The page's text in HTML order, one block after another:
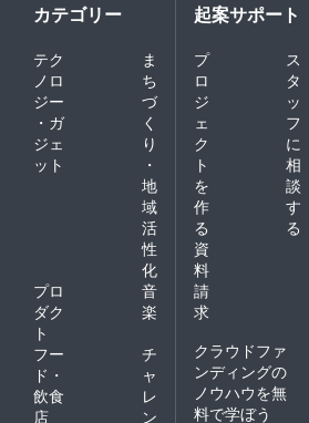
カテゴリー
テク
ノロ
ジー
・ガ
ジェ
ット
ま
ち
づ
く
り
・
地
域
活
性
化
プロ
ダク
ト
音
楽
フー
ド・
飲食
店
チ
ャ
レ
ン
起案サポート
プ
ロ
ジ
ェ
ク
ト
を
作
る
ス
タ
ッ
フ
に
相
談
す
る
資
料
請
求
クラウドファ
ンディングの
ノウハウを無
料で学ぼう